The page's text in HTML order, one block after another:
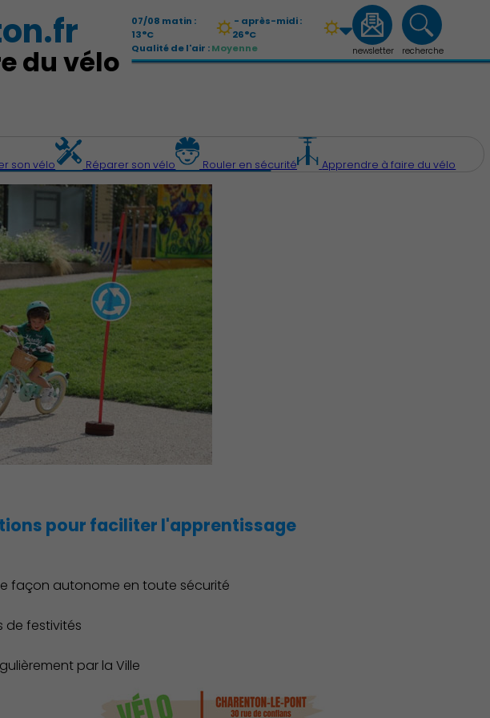
07/08 matin :
13°C
- après-midi :
26°C
Qualité de l'air :Moyenne
newsletter recherche
du vélo
son vélo Réparer son vélo Rouler en sécurité Apprendre à faire du vélo
pour faciliter l'apprentissage
façon autonome en toute sécurité
de festivités
par la Ville